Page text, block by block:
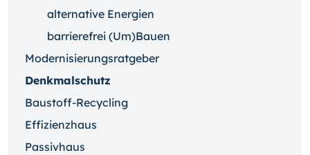
alternative Energien
barrierefrei (Um)Bauen
Modernisierungsratgeber
Denkmalschutz
Baustoff-Recycling
Effizienzhaus
Passivhaus